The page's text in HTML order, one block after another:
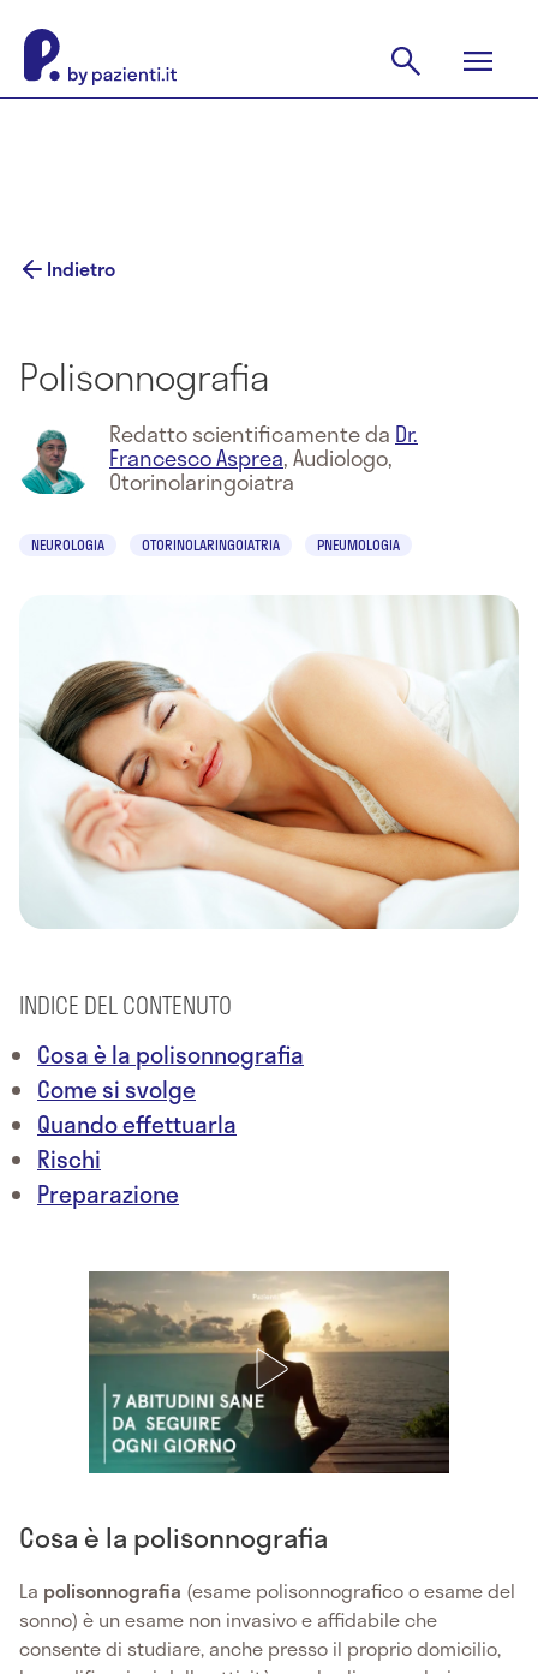
Indietro
Polisonnografia
Redatto scientificamente da Dr.
Francesco Asprea,Audiologo,
Otorinolaringoiatra
NEUROLOGIA OTORINOLARINGOIATRIA PNEUMOLOGIA
INDICE DEL CONTENUTO
Cosa è la polisonnografia
Come si svolge
Quando effettuarla
Rischi
Preparazione
Cosa è la polisonnografia
La polisonnografia (esame polisonnografico o esame del
sonno) è un esame non invasivo e affidabile che
consente di studiare, anche presso il proprio domicilio,